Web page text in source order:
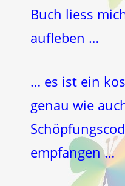
Buch liess
aufleben …
… es ist ein
genau wie
empfangen …